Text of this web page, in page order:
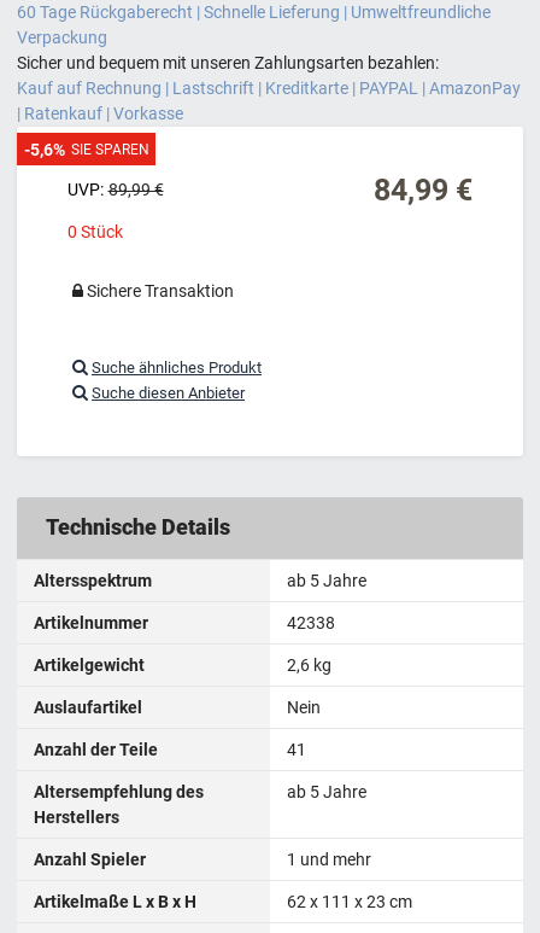
60 Tage Rückgaberecht | Schnelle Lieferung | Umweltfreundliche
Verpackung
Sicher und bequem mit unseren Zahlungsarten bezahlen:
Kauf auf Rechnung | Lastschrift | Kreditkarte | PAYPAL | AmazonPay
| Ratenkauf | Vorkasse
84,99 €
UVP: 89,99 €
0 Stück
-5,6% SIE SPAREN
Sichere Transaktion
Suche ähnliches Produkt
Suche diesen Anbieter
Technische Details
Altersspektrum ab 5 Jahre
Artikelnummer ‎42338
Artikelgewicht ‎2,6 kg
Auslaufartikel Nein
Anzahl der Teile ‎41
Altersempfehlung des
Herstellers
ab 5 Jahre
Anzahl Spieler 1 und mehr
Artikelmaße L x B x H 62 x 111 x 23 cm